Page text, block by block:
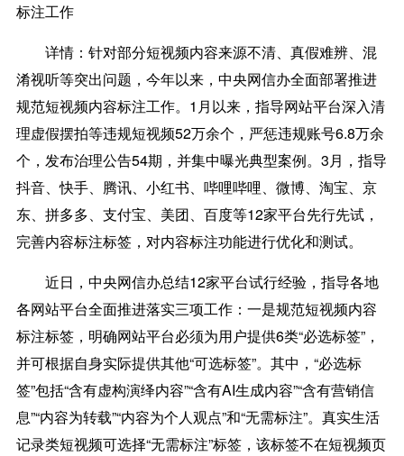
标注工作
详情： 针对部分短视频内容来源不清、真假难辨、混
淆视听等突出问题，今年以来，中央网信办全面部署推进
规范短视频内容标注工作。1月以来，指导网站平台深入清
理虚假摆拍等违规短视频52万余个，严惩违规账号6.8万余
个，发布治理公告54期，并集中曝光典型案例。3月，指导
抖音、快手、腾讯、小红书、哔哩哔哩、微博、淘宝、京
东、拼多多、支付宝、美团、百度等12家平台先行先试，
完善内容标注标签，对内容标注功能进行优化和测试。
近日，中央网信办总结12家平台试行经验，指导各地
各网站平台全面推进落实三项工作： 一是规范短视频内容
标注标签，明确网站平台必须为用户提供6类“必选标签”，
并可根据自身实际提供其他“可选标签”。其中，“必选标
签”包括“含有虚构演绎内容”“含有AI生成内容”“含有营销信
息”“内容为转载”“内容为个人观点”和“无需标注”。真实生活
记录类短视频可选择“无需标注”标签，该标签不在短视频页